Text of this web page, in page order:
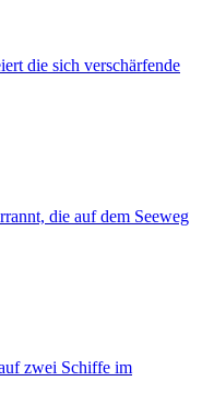
die sich verschärfende
die auf dem Seeweg
zwei Schiffe im